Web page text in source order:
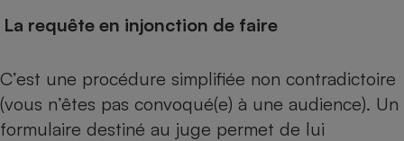
La requête en injonction de faire
C’est une procédure simplifiée non contradictoire
(vous n’êtes pas convoqué(e) à une audience). Un
formulaire destiné au juge permet de lui